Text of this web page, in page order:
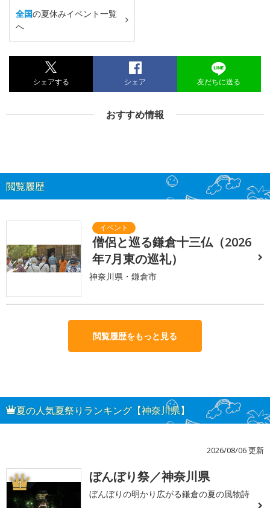
全国の夏休みイベント一覧
へ
シェアする シェア 友だちに送る
おすすめ情報
閲覧履歴
僧侶と巡る鎌倉十三仏（2026
年7月東の巡礼）
神奈川県・鎌倉市
閲覧履歴をもっと見る
夏の人気夏祭りランキング【神奈川県】
2026/08/06 更新
1 ぼんぼり祭／神奈川県
ぼんぼりの明かり広がる鎌倉の夏の風物詩